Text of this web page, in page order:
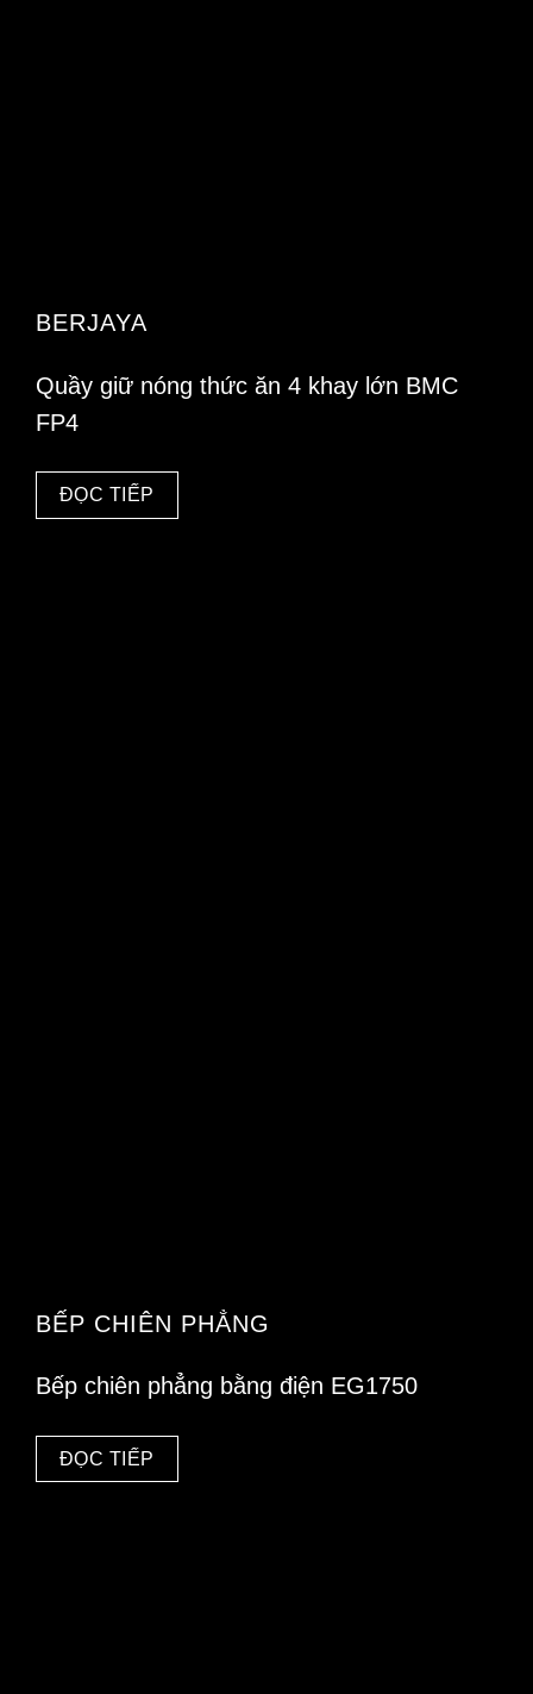
BERJAYA
Quầy giữ nóng thức ăn 4 khay lớn BMC
FP4
ĐỌC TIẾP
BẾP CHIÊN PHẲNG
Bếp chiên phẳng bằng điện EG1750
ĐỌC TIẾP